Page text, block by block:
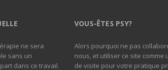
ne sera
sans un
dans ce travail.
VOUS-ÊTES PSY?
Alors pourquoi ne pas
nous, et utiliser ce site comme
de visite pour votre pratique